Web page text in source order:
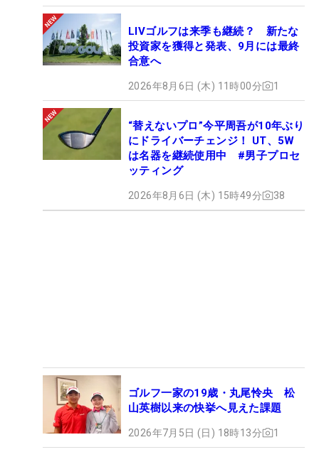
LIVゴルフは来季も継続？ 新たな
投資家を獲得と発表、9月には最終
合意へ
2026年8月6日 (木) 11時00分 1
“替えないプロ”今平周吾が10年ぶり
にドライバーチェンジ！ UT、5W
は名器を継続使用中 #男子プロセ
ッティング
2026年8月6日 (木) 15時49分 38
ゴルフ一家の19歳・丸尾怜央 松
山英樹以来の快挙へ見えた課題
2026年7月5日 (日) 18時13分 1